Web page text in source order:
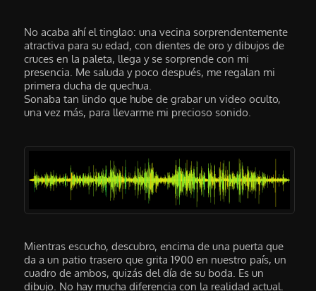
No acaba ahí el tinglao: una vecina sorprendentemente
atractiva para su edad, con dientes de oro y dibujos de
cruces en la paleta, llega y se sorprende con mi
presencia. Me saluda y poco después, me regalan mi
primera ducha de quechua.
Sonaba tan lindo que hube de grabar un video oculto,
una vez más, para llevarme mi precioso sonido.
Mientras escucho, descubro, encima de una puerta que
da a un patio trasero que grita 1900 en nuestro país, un
cuadro de ambos, quizás del día de su boda. Es un
dibujo. No hay mucha diferencia con la realidad actual.